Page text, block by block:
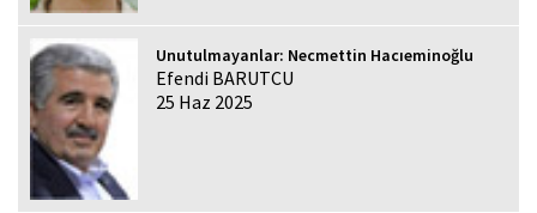
Unutulmayanlar: Necmettin Hacıeminoğlu
Efendi BARUTCU
25 Haz 2025